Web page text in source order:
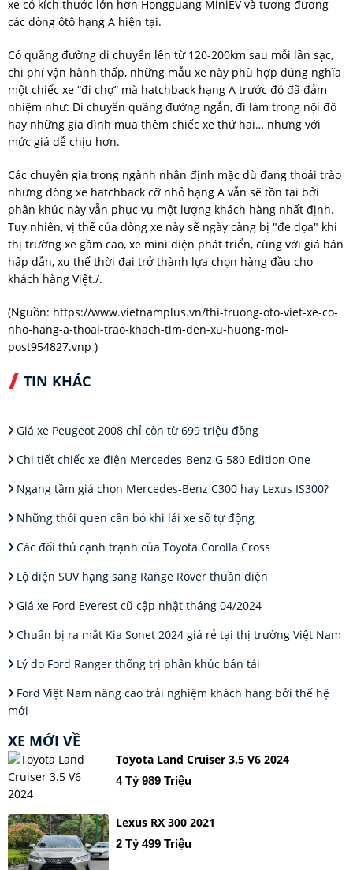
xe có kích thước lớn hơn Hongguang MiniEV và tương đương
các dòng ôtô hạng A hiện tại.
Có quãng đường di chuyển lên từ 120-200km sau mỗi lần sạc,
chi phí vận hành thấp, những mẫu xe này phù hợp đúng nghĩa
một chiếc xe “đi chợ” mà hatchback hạng A trước đó đã đảm
nhiệm như: Di chuyển quãng đường ngắn, đi làm trong nội đô
hay những gia đình mua thêm chiếc xe thứ hai… nhưng với
mức giá dễ chịu hơn.
Các chuyên gia trong ngành nhận định mặc dù đang thoái trào
nhưng dòng xe hatchback cỡ nhỏ hạng A vẫn sẽ tồn tại bởi
phân khúc này vẫn phục vụ một lượng khách hàng nhất định.
Tuy nhiên, vị thế của dòng xe này sẽ ngày càng bị "đe dọa" khi
thị trường xe gầm cao, xe mini điện phát triển, cùng với giá bán
hấp dẫn, xu thế thời đại trở thành lựa chọn hàng đầu cho
khách hàng Việt./.
(Nguồn: https://www.vietnamplus.vn/thi-truong-oto-viet-xe-co-
nho-hang-a-thoai-trao-khach-tim-den-xu-huong-moi-
post954827.vnp )
TIN KHÁC
Giá xe Peugeot 2008 chỉ còn từ 699 triệu đồng
Chi tiết chiếc xe điện Mercedes-Benz G 580 Edition One
Ngang tầm giá chọn Mercedes-Benz C300 hay Lexus IS300?
Những thói quen cần bỏ khi lái xe số tự động
Các đối thủ cạnh trạnh của Toyota Corolla Cross
Lộ diện SUV hạng sang Range Rover thuần điện
Giá xe Ford Everest cũ cập nhật tháng 04/2024
Chuẩn bị ra mắt Kia Sonet 2024 giá rẻ tại thị trường Việt Nam
Lý do Ford Ranger thống trị phân khúc bán tải
Ford Việt Nam nâng cao trải nghiệm khách hàng bởi thế hệ
mới
XE MỚI VỀ
Toyota Land Cruiser 3.5 V6 2024
4 Tỷ 989 Triệu
Lexus RX 300 2021
2 Tỷ 499 Triệu